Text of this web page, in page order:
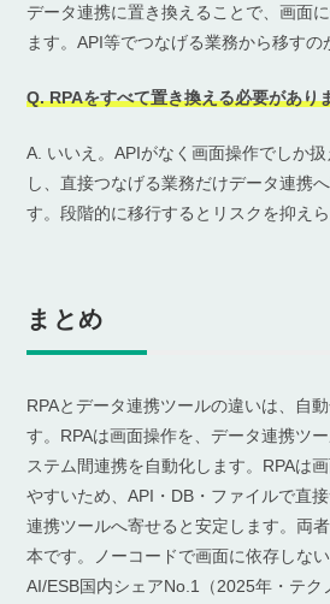
データ連携に置き換えることで、画面
ます。API等でつなげる業務から移すの
Q. RPAをすべて置き換える必要があり
A. いいえ。APIがなく画面操作でしか
し、直接つなげる業務だけデータ連携
す。段階的に移行するとリスクを抑えら
まとめ
RPAとデータ連携ツールの違いは、自
す。RPAは画面操作を、データ連携ツ
ステム間連携を自動化します。RPAは
やすいため、API・DB・ファイルで直
連携ツールへ寄せると安定します。両
本です。ノーコードで画面に依存しな
AI/ESB国内シェアNo.1（2025年・テク